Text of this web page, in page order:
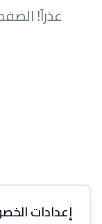
عذراً!
إعدادات